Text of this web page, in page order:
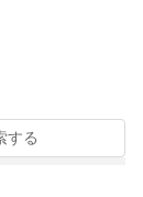
良いお食
る、寝る3
状態によ
配な点
する